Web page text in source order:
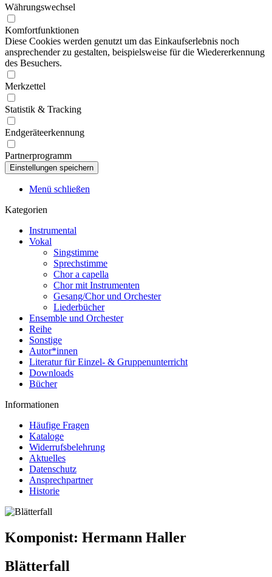
Währungswechsel
Komfortfunktionen
Diese Cookies werden genutzt um das Einkaufserlebnis noch
ansprechender zu gestalten, beispielsweise für die Wiedererkennung
des Besuchers.
Merkzettel
Statistik & Tracking
Endgeräteerkennung
Partnerprogramm
Menü schließen
Kategorien
Instrumental
Vokal
Singstimme
Sprechstimme
Chor a capella
Chor mit Instrumenten
Gesang/Chor und Orchester
Liederbücher
Ensemble und Orchester
Reihe
Sonstige
Autor*innen
Literatur für Einzel- & Gruppenunterricht
Downloads
Bücher
Informationen
Häufige Fragen
Kataloge
Widerrufsbelehrung
Aktuelles
Datenschutz
Ansprechpartner
Historie
Komponist: Hermann Haller
Blätterfall